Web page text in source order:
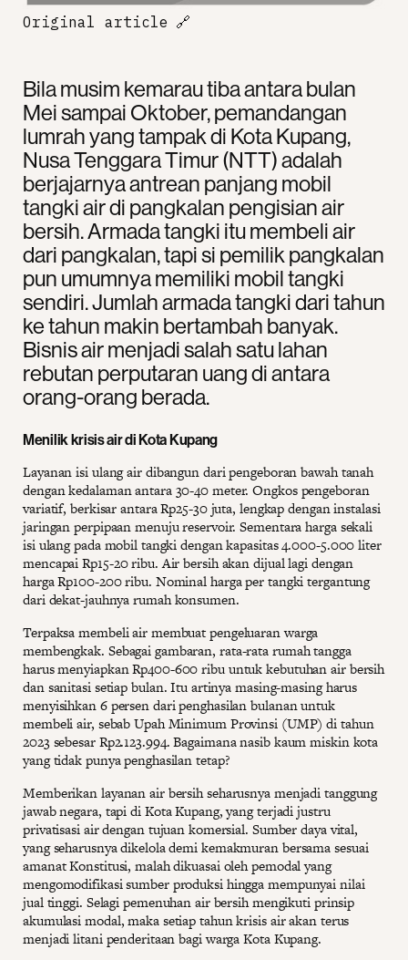
Bila musim kemarau tiba antara bulan
Mei sampai Oktober, pemandangan
lumrah yang tampak di Kota Kupang,
Nusa Tenggara Timur (NTT) adalah
berjajarnya antrean panjang mobil
tangki air di pangkalan pengisian air
bersih. Armada tangki itu membeli air
dari pangkalan, tapi si pemilik pangkalan
pun umumnya memiliki mobil tangki
sendiri. Jumlah armada tangki dari tahun
ke tahun makin bertambah banyak.
Bisnis air menjadi salah satu lahan
rebutan perputaran uang di antara
orang-orang berada.
Menilik krisis air di Kota Kupang
Layanan isi ulang air dibangun dari pengeboran bawah tanah
dengan kedalaman antara 30-40 meter. Ongkos pengeboran
variatif, berkisar antara Rp25-30 juta, lengkap dengan instalasi
jaringan perpipaan menuju reservoir. Sementara harga sekali
isi ulang pada mobil tangki dengan kapasitas 4.000-5.000 liter
mencapai Rp15-20 ribu. Air bersih akan dijual lagi dengan
harga Rp100-200 ribu. Nominal harga per tangki tergantung
dari dekat-jauhnya rumah konsumen.
Terpaksa membeli air membuat pengeluaran warga
membengkak. Sebagai gambaran, rata-rata rumah tangga
harus menyiapkan Rp400-600 ribu untuk kebutuhan air bersih
dan sanitasi setiap bulan. Itu artinya masing-masing harus
menyisihkan 6 persen dari penghasilan bulanan untuk
membeli air, sebab Upah Minimum Provinsi (UMP) di tahun
2023 sebesar Rp2.123.994. Bagaimana nasib kaum miskin kota
yang tidak punya penghasilan tetap?
Memberikan layanan air bersih seharusnya menjadi tanggung
jawab negara, tapi di Kota Kupang, yang terjadi justru
privatisasi air dengan tujuan komersial. Sumber daya vital,
yang seharusnya dikelola demi kemakmuran bersama sesuai
amanat Konstitusi, malah dikuasai oleh pemodal yang
mengomodifikasi sumber produksi hingga mempunyai nilai
jual tinggi. Selagi pemenuhan air bersih mengikuti prinsip
akumulasi modal, maka setiap tahun krisis air akan terus
menjadi litani penderitaan bagi warga Kota Kupang.
Original article 🔗